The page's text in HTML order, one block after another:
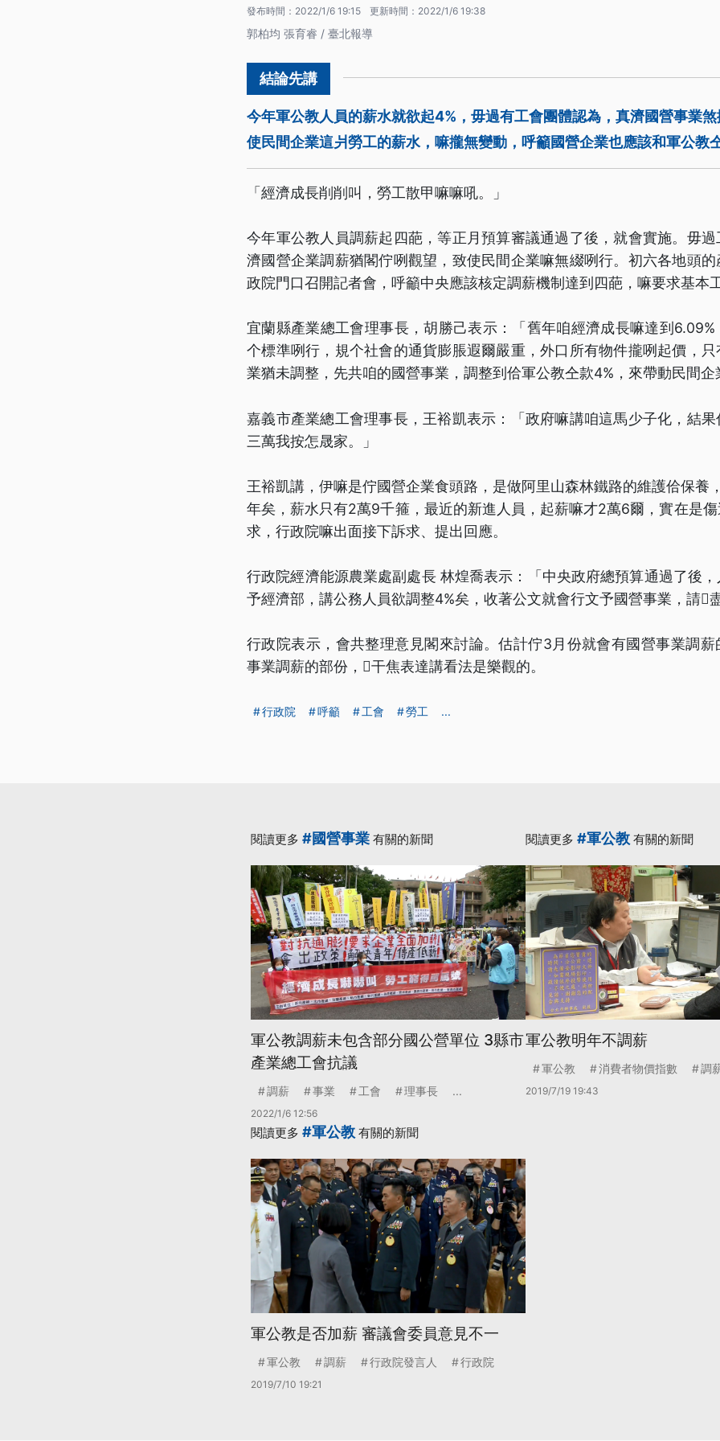
發布時間： 2022/1/6 19:15 更新時間： 2022/1/6 19:38
郭柏均 張育睿 / 臺北報導
今年軍公教人員的薪水就欲起4%，毋過有工會團體認為，真濟國營事業
使民間企業這爿勞工的薪水，嘛攏無變動，呼籲國營企業也應該和軍公教
「經濟成長削削叫，勞工散甲嘛嘛吼。」
今年軍公教人員調薪起四葩，等正月預算審議通過了後，就會實施。毋
濟國營企業調薪猶閣佇咧觀望，致使民間企業嘛無綴咧行。初六各地頭
政院門口召開記者會，呼籲中央應該核定調薪機制達到四葩，嘛要求基本
宜蘭縣產業總工會理事長，胡勝己表示：「舊年咱經濟成長嘛達到
个標準咧行，規个社會的通貨膨脹遐爾嚴重，外口所有物件攏咧起價，
業猶未調整，先共咱的國營事業，調整到佮軍公教仝款4%，來帶動民間企
嘉義市產業總工會理事長，王裕凱表示：「政府嘛講咱這馬少子化，結
三萬我按怎晟家。」
王裕凱講，伊嘛是佇國營企業食頭路，是做阿里山森林鐵路的維護佮保養
年矣，薪水只有2萬9千箍，最近的新進人員，起薪嘛才2萬6爾，實在是
求，行政院嘛出面接下訴求、提出回應。
行政院經濟能源農業處副處長 林煌喬表示：「中央政府總預算通過了後
予經濟部，講公務人員欲調整4%矣，收著公文就會行文予國營事業，請𪜶
行政院表示，會共整理意見閣來討論。估計佇3月份就會有國營事業調
事業調薪的部份，𪜶干焦表達講看法是樂觀的。
行政院 呼籲 工會 勞工 ...
閱讀更多 #國營事業 有關的新聞
軍公教調薪未包含部分國公營單位 3縣市
產業總工會抗議
調薪 事業 工會 理事長 ...
2022/1/6 12:56
閱讀更多 #軍公教 有關的新聞
軍公教明年不調薪
軍公教 消費者物價指數 調
2019/7/19 19:43
閱讀更多 #軍公教 有關的新聞
軍公教是否加薪 審議會委員意見不一
軍公教 調薪 行政院發言人 行政院
2019/7/10 19:21